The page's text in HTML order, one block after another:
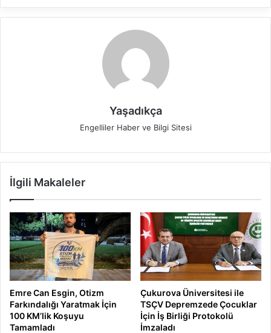
Yaşadıkça
Engelliler Haber ve Bilgi Sitesi
İlgili Makaleler
Emre Can Esgin, Otizm
Farkındalığı Yaratmak İçin
100 KM’lik Koşuyu
Tamamladı
Çukurova Üniversitesi ile
TSÇV Depremzede Çocuklar
İçin İş Birliği Protokolü
İmzaladı